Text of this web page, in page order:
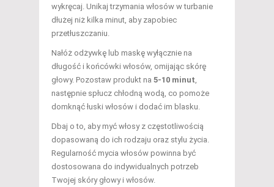
wykręcaj. Unikaj trzymania włosów w turbanie
dłużej niż kilka minut, aby zapobiec
przetłuszczaniu.
Nałóż odżywkę lub maskę wyłącznie na
długość i końcówki włosów, omijając skórę
głowy. Pozostaw produkt na 5-10 minut,
następnie spłucz chłodną wodą, co pomoże
domknąć łuski włosów i dodać im blasku.
Dbaj o to, aby myć włosy z częstotliwością
dopasowaną do ich rodzaju oraz stylu życia.
Regularność mycia włosów powinna być
dostosowana do indywidualnych potrzeb
Twojej skóry głowy i włosów.